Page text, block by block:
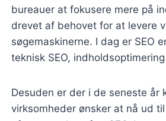
bureauer at fokusere mere på
drevet af behovet for at levere
søgemaskinerne. I dag er SEO
teknisk SEO,
Desuden er der i de seneste år
virksomheder ønsker at nå ud